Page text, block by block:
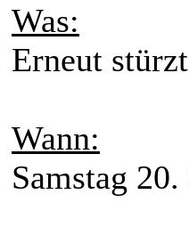
Was:
Erneut
Wann:
Samstag